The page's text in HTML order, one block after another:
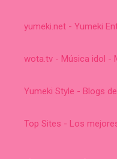
yumeki.net - Yumeki
wota.tv - Música idol -
Yumeki Style - Blogs
Top Sites - Los